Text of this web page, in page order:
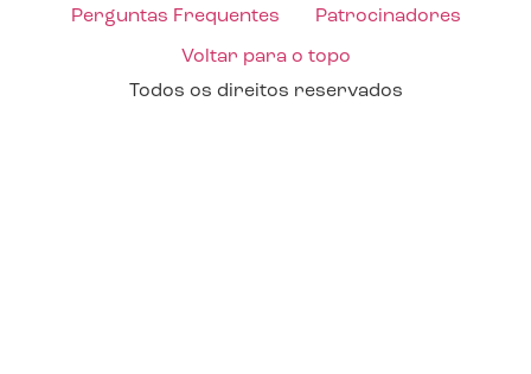
Perguntas Frequentes Patrocinadores
Voltar para o topo
Todos os direitos reservados